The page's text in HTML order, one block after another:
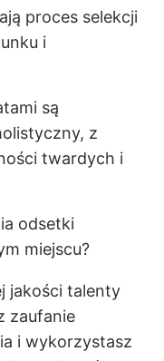
proces selekcji
i
są
z
twardych i
odsetki
miejscu?
jakości talenty
zaufanie
i wykorzystasz